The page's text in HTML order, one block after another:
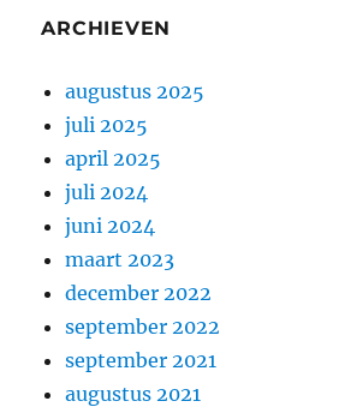
ARCHIEVEN
augustus 2025
juli 2025
april 2025
juli 2024
juni 2024
maart 2023
december 2022
september 2022
september 2021
augustus 2021